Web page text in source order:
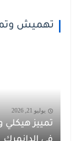
تهميش
يوليو 21, 2026
تمييز